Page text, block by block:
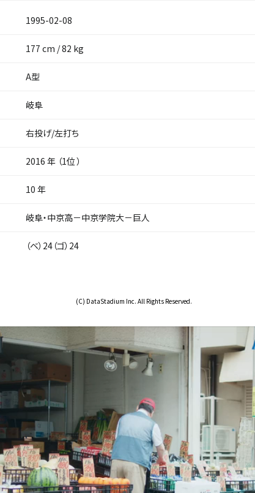
1995-02-08
177 cm / 82 kg
A型
岐阜
右投げ/左打ち
2016 年 （1位 ）
10 年
岐阜・中京高－中京学院大－巨人
（ベ）24（ゴ）24
(C) DataStadium Inc. All Rights Reserved.